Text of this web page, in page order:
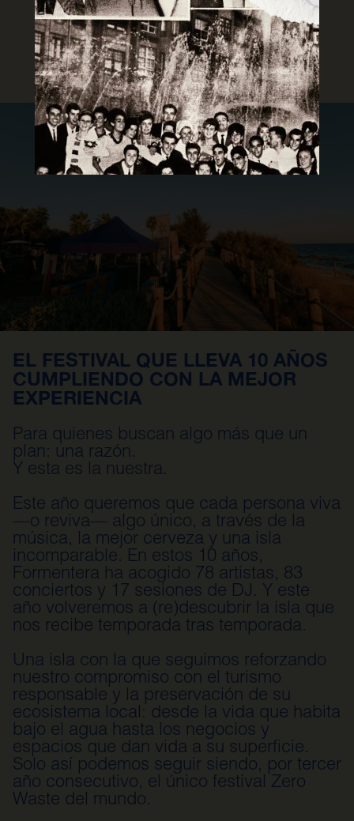
TE ESPERAMOS EL 2-3-4 DE
OCTUBRE EN FORMENTERA.
EL FESTIVAL QUE LLEVA 10 AÑOS
CUMPLIENDO CON LA MEJOR
EXPERIENCIA
Para quienes buscan algo más que un
plan: una razón.
Y esta es la nuestra.
Este año queremos que cada persona viva
—o reviva— algo único, a través de la
música, la mejor cerveza y una isla
incomparable. En estos 10 años,
Formentera ha acogido 78 artistas, 83
conciertos y 17 sesiones de DJ. Y este
año volveremos a (re)descubrir la isla que
nos recibe temporada tras temporada.
Una isla con la que seguimos reforzando
nuestro compromiso con el turismo
responsable y la preservación de su
ecosistema local: desde la vida que habita
bajo el agua hasta los negocios y
espacios que dan vida a su superficie.
Solo así podemos seguir siendo, por tercer
año consecutivo, el único festival Zero
Waste del mundo.